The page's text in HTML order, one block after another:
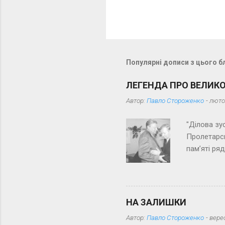
р
Популярні дописи з цього
ЛЕГЕНДА ПРО
Автор: Павло Стороженко -
"Ділова
пам’яті
іронією
тут є, так
просять
НА ЗАЛИШКИ
Автор: Павло Стороженко -